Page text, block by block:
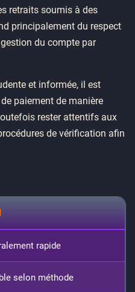
retraits soumis à des
principalement du respect
du compte par
et informée, il est
paiement de manière
rester attentifs aux
de vérification afin
rapide
selon méthode